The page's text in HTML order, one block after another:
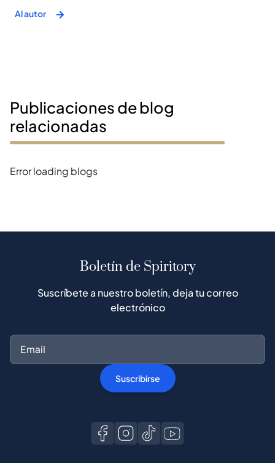
Al autor
Publicaciones de blog
relacionadas
Error loading blogs
Boletín de Spiritory
Suscríbete a nuestro boletín, deja tu correo
electrónico
Suscribirse